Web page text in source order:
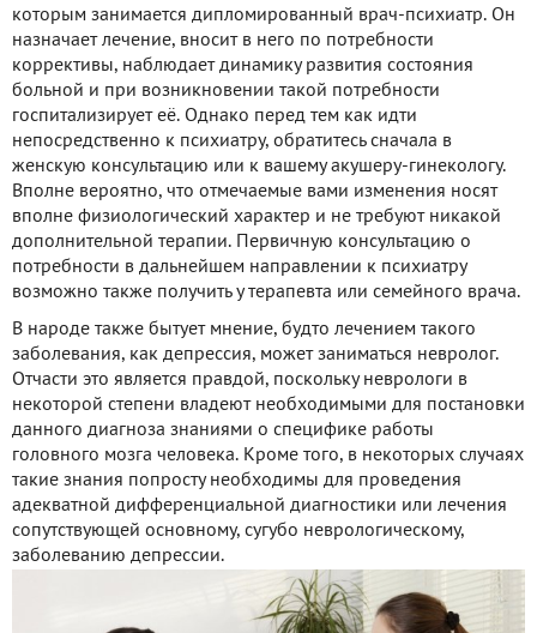
которым занимается дипломированный врач-психиатр. Он
назначает лечение, вносит в него по потребности
коррективы, наблюдает динамику развития состояния
больной и при возникновении такой потребности
госпитализирует её. Однако перед тем как идти
непосредственно к психиатру, обратитесь сначала в
женскую консультацию или к вашему акушеру-гинекологу.
Вполне вероятно, что отмечаемые вами изменения носят
вполне физиологический характер и не требуют никакой
дополнительной терапии. Первичную консультацию о
потребности в дальнейшем направлении к психиатру
возможно также получить у терапевта или семейного врача.
В народе также бытует мнение, будто лечением такого
заболевания, как депрессия, может заниматься невролог.
Отчасти это является правдой, поскольку неврологи в
некоторой степени владеют необходимыми для постановки
данного диагноза знаниями о специфике работы
головного мозга человека. Кроме того, в некоторых случаях
такие знания попросту необходимы для проведения
адекватной дифференциальной диагностики или лечения
сопутствующей основному, сугубо неврологическому,
заболеванию депрессии.